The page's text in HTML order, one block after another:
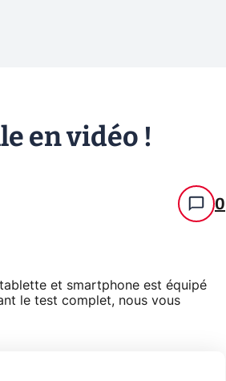
en vidéo !
0
et smartphone est équipé
le test complet, nous vous